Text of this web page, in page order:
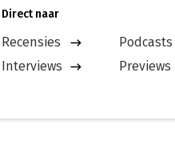
Direct naar
Recensies
Interviews
Podcasts
Previews